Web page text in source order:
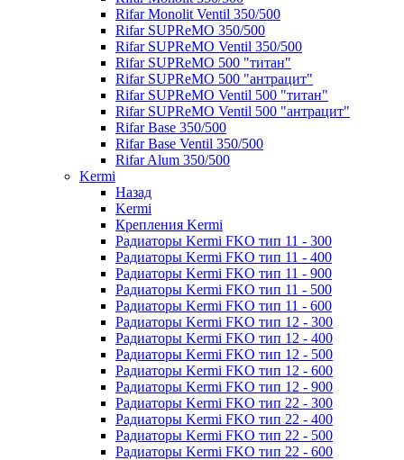
Rifar Monolit Ventil 350/500
Rifar SUPReMO 350/500
Rifar SUPReMO Ventil 350/500
Rifar SUPReMO 500 "титан"
Rifar SUPReMO 500 "антрацит"
Rifar SUPReMO Ventil 500 "титан"
Rifar SUPReMO Ventil 500 "антрацит"
Rifar Base 350/500
Rifar Base Ventil 350/500
Rifar Alum 350/500
Kermi
Назад
Kermi
Крепления Kermi
Радиаторы Kermi FKO тип 11 - 300
Радиаторы Kermi FKO тип 11 - 400
Радиаторы Kermi FKO тип 11 - 900
Радиаторы Kermi FKO тип 11 - 500
Радиаторы Kermi FKO тип 11 - 600
Радиаторы Kermi FKO тип 12 - 300
Радиаторы Kermi FKO тип 12 - 400
Радиаторы Kermi FKO тип 12 - 500
Радиаторы Kermi FKO тип 12 - 600
Радиаторы Kermi FKO тип 12 - 900
Радиаторы Kermi FKO тип 22 - 300
Радиаторы Kermi FKO тип 22 - 400
Радиаторы Kermi FKO тип 22 - 500
Радиаторы Kermi FKO тип 22 - 600